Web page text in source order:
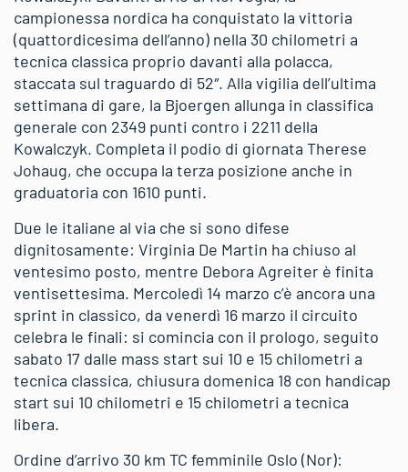
campionessa nordica ha conquistato la vittoria
(quattordicesima dell’anno) nella 30 chilometri a
tecnica classica proprio davanti alla polacca,
staccata sul traguardo di 52″. Alla vigilia dell’ultima
settimana di gare, la Bjoergen allunga in classifica
generale con 2349 punti contro i 2211 della
Kowalczyk. Completa il podio di giornata Therese
Johaug, che occupa la terza posizione anche in
graduatoria con 1610 punti.
Due le italiane al via che si sono difese
dignitosamente: Virginia De Martin ha chiuso al
ventesimo posto, mentre Debora Agreiter è finita
ventisettesima. Mercoledì 14 marzo c’è ancora una
sprint in classico, da venerdì 16 marzo il circuito
celebra le finali: si comincia con il prologo, seguito
sabato 17 dalle mass start sui 10 e 15 chilometri a
tecnica classica, chiusura domenica 18 con handicap
start sui 10 chilometri e 15 chilometri a tecnica
libera.
Ordine d’arrivo 30 km TC femminile Oslo (Nor):